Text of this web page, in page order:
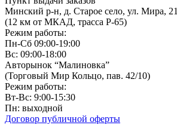
Минский р-н, д. Старое село, ул. Мира, 21
(12 км от МКАД, трасса P-65)
Режим работы:
Пн-Сб 09:00-19:00
Вс: 09:00-18:00
Авторынок “Малиновка”
(Торговый Мир Кольцо, пав. 42/10)
Режим работы:
Вт-Вс: 9:00-15:30
Пн: выходной
Договор публичной оферты